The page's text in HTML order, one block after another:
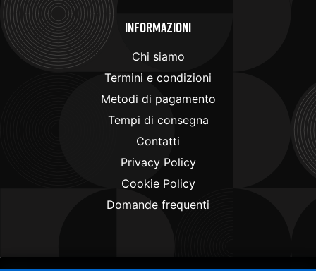
Informazioni
Chi siamo
Termini e condizioni
Metodi di pagamento
Tempi di consegna
Contatti
Privacy Policy
Cookie Policy
Domande frequenti